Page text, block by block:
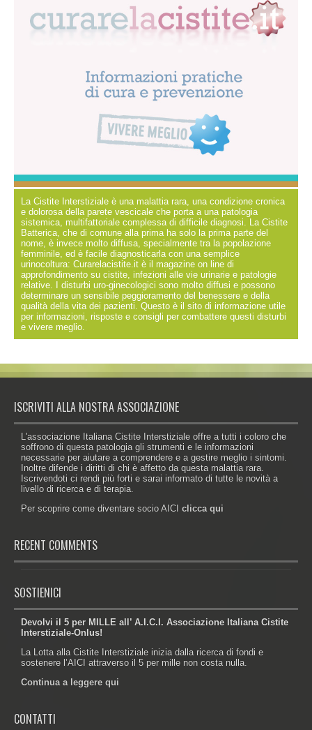
La Cistite Interstiziale è una malattia rara, una condizione cronica
e dolorosa della parete vescicale che porta a una patologia
sistemica, multifattoriale complessa di difficile diagnosi. La Cistite
Batterica, che di comune alla prima ha solo la prima parte del
nome, è invece molto diffusa, specialmente tra la popolazione
femminile, ed è facile diagnosticarla con una semplice
urinocoltura: Curarelacistite.it è il magazine on line di
approfondimento su cistite, infezioni alle vie urinarie e patologie
relative. I disturbi uro-ginecologici sono molto diffusi e possono
determinare un sensibile peggioramento del benessere e della
qualità della vita dei pazienti. Questo è il sito di informazione utile
per informazioni, risposte e consigli per combattere questi disturbi
e vivere meglio.
ISCRIVITI ALLA NOSTRA ASSOCIAZIONE
L'associazione Italiana Cistite Interstiziale offre a tutti i coloro che
soffrono di questa patologia gli strumenti e le informazioni
necessarie per aiutare a comprendere e a gestire meglio i sintomi.
Inoltre difende i diritti di chi è affetto da questa malattia rara.
Iscrivendoti ci rendi più forti e sarai informato di tutte le novità a
livello di ricerca e di terapia.
Per scoprire come diventare socio AICI clicca qui
RECENT COMMENTS
SOSTIENICI
Devolvi il 5 per MILLE all’ A.I.C.I. Associazione Italiana Cistite
Interstiziale-Onlus!
La Lotta alla Cistite Interstiziale inizia dalla ricerca di fondi e
sostenere l’AICI attraverso il 5 per mille non costa nulla.
Continua a leggere qui
CONTATTI